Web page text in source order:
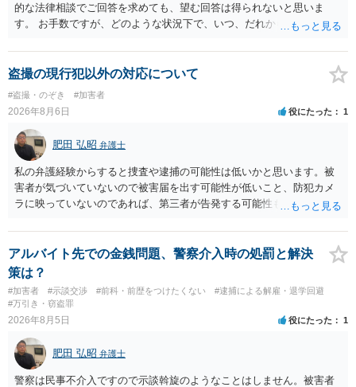
的な法律相談でご回答を求めても、望む回答は得られないと思いま
す。 お手数ですが、どのような状況下で、いつ、だれからどのような
の程度だと聞いているのかということについて、お近くで詳細な法律
相談を受けられたうえで対処方法を探された方がよいと思われます。
一般論でいえば、任意取り調べの場合、ＩＣレコーダーを持参して取
り調べ内容を録音することは必須だと考えます。
盗撮の現行犯以外の対応について
#盗撮・のぞき #加害者
2026年8月6日 役にたった 1
肥田 弘昭 弁護士
私の弁護経験からすると捜査や逮捕の可能性は低いかと思います。被
害者が気づいていないので被害届を出す可能性が低いこと、防犯カメ
ラに映っていないのであれば、第三者が告発する可能性も低いこと、
座る女性を盗撮(全体像写真1枚と5秒程度の動画)してしまいました。下
着や胸など強調したものではありません。」とありますが、少なくと
も捜査段階では性的姿態等撮影罪の被疑事実で逮捕勾留されるケース
が私の弁護経験では多くなった印象です（最終的には不起訴ないし各
都道府県の迷惑防止条例違反になることもあります）。2度としないこ
とをお勧めいたします。ご参考にしてください。
アルバイト先での金銭問題、警察介入時の処罰と解決
策は？
#加害者 #示談交渉 #前科・前歴をつけたくない
#逮捕による解雇・退学回避
#万引き・窃盗罪
2026年8月5日 役にたった 1
肥田 弘昭 弁護士
警察は民事不介入ですので示談斡旋のようなことはしません。被害者